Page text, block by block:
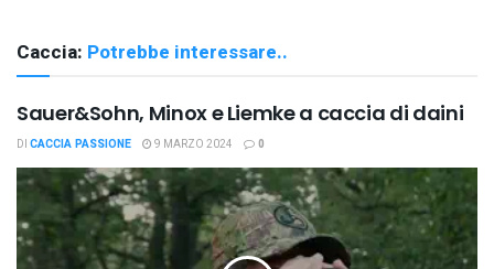
Caccia: Potrebbe interessare..
Sauer&Sohn, Minox e Liemke a caccia di daini
DI CACCIA PASSIONE 9 MARZO 2024 0